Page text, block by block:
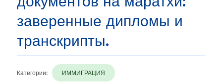
заверенные дипломы и
транскрипты.
Категории: ИММИГРАЦИЯ